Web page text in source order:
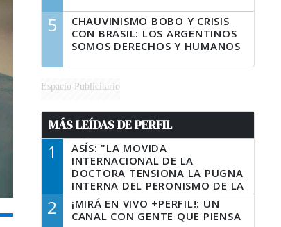
5
CHAUVINISMO BOBO Y CRISIS
CON BRASIL: LOS ARGENTINOS
SOMOS DERECHOS Y HUMANOS
Espacio Publicitario
MÁS LEÍDAS DE PERFIL
1
ASÍS: "LA MOVIDA
INTERNACIONAL DE LA
DOCTORA TENSIONA LA PUGNA
INTERNA DEL PERONISMO DE LA
PROVINCIA DEL PECADO"
2
¡MIRÁ EN VIVO +PERFIL!: UN
CANAL CON GENTE QUE PIENSA